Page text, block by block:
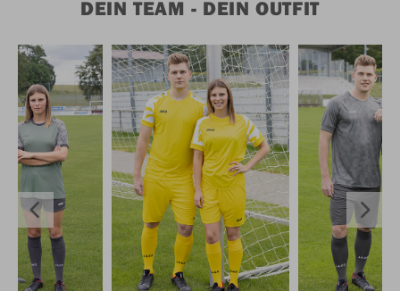
DEIN TEAM - DEIN OUTFIT